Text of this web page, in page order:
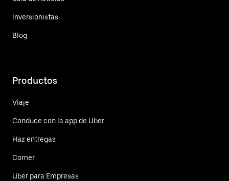
Inversionistas
Blog
Productos
Viaje
Conduce con la app de Uber
Haz entregas
Comer
Uber para Empresas